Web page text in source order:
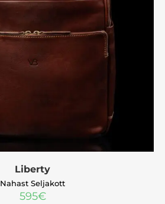
Nahast Seljakott
Liberty
595€